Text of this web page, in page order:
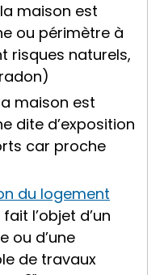
maison est
ou périmètre à
risques naturels,
maison est
dite d’exposition
car proche
du logement
l’objet d’un
ou d’une
de travaux